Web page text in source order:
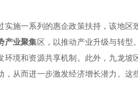
施一系列的惠企政策扶持，该地区
产业聚集区，以推动产业升级与转型。
境和资源共享机制。此外，九龙坡
从而进一步激发经济增长潜力。这